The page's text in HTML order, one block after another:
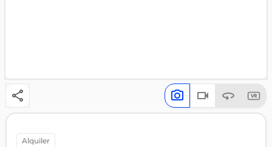
alquiler